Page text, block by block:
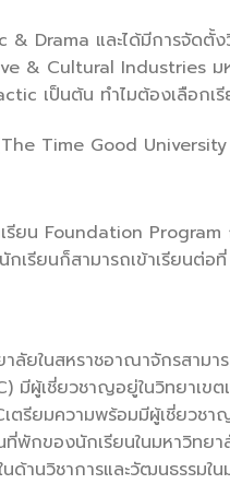
Drama และได้มีการจัดตั้ง
& Cultural Industries ม
เป็นต้น ทำไมต้องเลือก
Time Good
รียน Foundation
รียนก็สามารถเข้าเรียนต่
ในสหราชอาณาจักรสามา
ผู้เชี่ยวชาญอยู่ในวิทยาเขต
ตรียมความพร้อมมีผู้เชี่ยวช
พักของนักเรียนในมหาวิทย
ด้านวิชาการและวัฒนธรรม